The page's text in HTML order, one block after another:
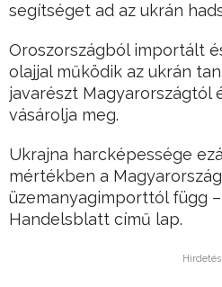
segítséget ad az ukrán
Oroszországból importált
olajjal működik az ukrán
javarészt Magyarországtól
vásárolja meg.
Ukrajna harcképessége
mértékben a
üzemanyagimporttól függ
Handelsblatt című lap.
Hirdetés